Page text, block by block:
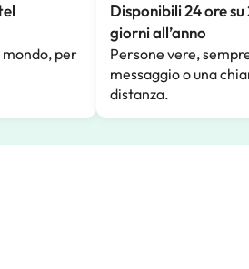
per
Disponibili 24 ore su
giorni all’anno
Persone vere,
messaggio o una
distanza.